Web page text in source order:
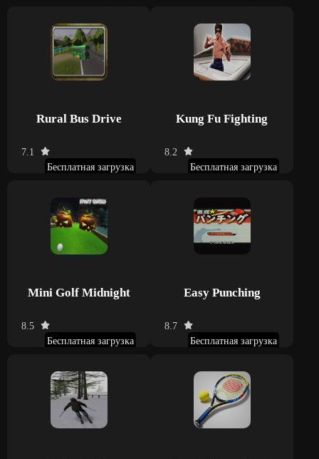
Rural Bus Drive
7.1
Бесплатная загрузка
Kung Fu Fighting
8.2
Бесплатная загрузка
Mini Golf Midnight
8.5
Бесплатная загрузка
Easy Punching
8.7
Бесплатная загрузка